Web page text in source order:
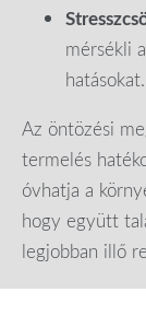
mérsékli
hatásokat.
Az öntözési
termelés
óvhatja a
hogy együtt
legjobban illő